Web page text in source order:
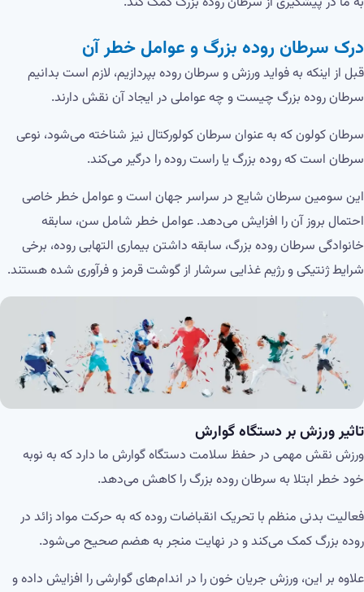
درک سرطان روده بزرگ و عوامل خطر آن
قبل از اینکه به فواید ورزش و سرطان روده بپردازیم، لازم است بدانیم
سرطان روده بزرگ چیست و چه عواملی در ایجاد آن نقش دارند.
سرطان کولون که به عنوان سرطان کولورکتال نیز شناخته می‌شود، نوعی
سرطان است که روده بزرگ یا راست روده را درگیر می‌کند.
این سومین سرطان شایع در سراسر جهان است و عوامل خطر خاصی
احتمال بروز آن را افزایش می‌دهد. عوامل خطر شامل سن، سابقه
خانوادگی سرطان روده بزرگ، سابقه داشتن بیماری التهابی روده، برخی
شرایط ژنتیکی و رژیم غذایی سرشار از گوشت قرمز و فرآوری شده هستند.
تاثیر ورزش بر دستگاه گوارش
ورزش نقش مهمی در حفظ سلامت دستگاه گوارش ما دارد که به نوبه
خود خطر ابتلا به سرطان روده بزرگ را کاهش می‌دهد.
فعالیت بدنی منظم با تحریک انقباضات روده که به حرکت مواد زائد در
روده بزرگ کمک می‌کند و در نهایت منجر به هضم صحیح می‌شود.
علاوه بر این، ورزش جریان خون را در اندام‌های گوارشی را افزایش داده و